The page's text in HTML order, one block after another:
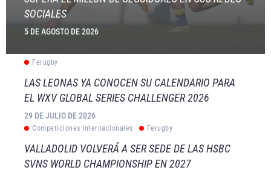
SOCIALES
5 DE AGOSTO DE 2026
Ferugby
LAS LEONAS YA CONOCEN SU CALENDARIO PARA
EL WXV GLOBAL SERIES CHALLENGER 2026
29 DE JULIO DE 2026
Competiciones Internacionales Ferugby
VALLADOLID VOLVERÁ A SER SEDE DE LAS HSBC
SVNS WORLD CHAMPIONSHIP EN 2027